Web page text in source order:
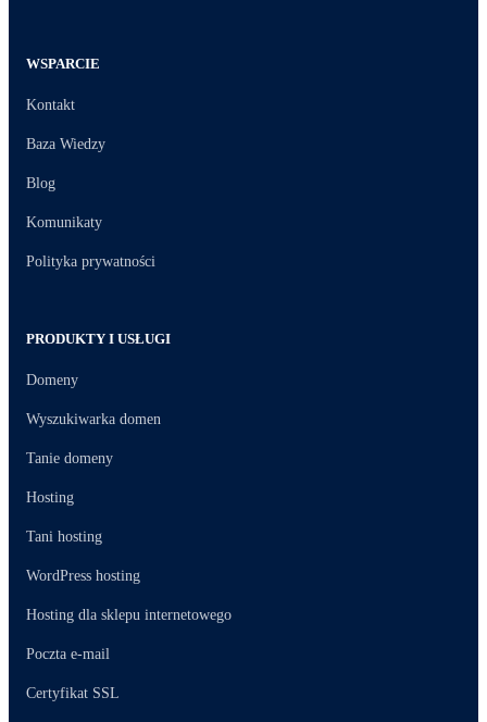
WSPARCIE
Kontakt
Baza Wiedzy
Blog
Komunikaty
Polityka prywatności
PRODUKTY I USŁUGI
Domeny
Wyszukiwarka domen
Tanie domeny
Hosting
Tani hosting
WordPress hosting
Hosting dla sklepu internetowego
Poczta e-mail
Certyfikat SSL